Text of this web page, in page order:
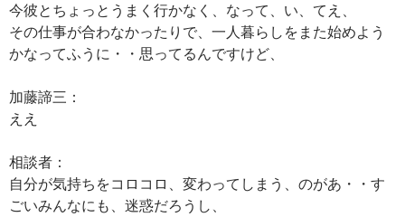
今彼とちょっとうまく行かなく、なって、い、てえ、
その仕事が合わなかったりで、一人暮らしをまた始めよう
かなってふうに・・思ってるんですけど、
加藤諦三：
ええ
相談者：
自分が気持ちをコロコロ、変わってしまう、のがあ・・す
ごいみんなにも、迷惑だろうし、